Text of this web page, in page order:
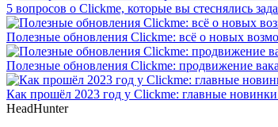
5 вопросов о Clickme, которые вы стеснялись
Полезные обновления Clickme: всё о новых
Полезные обновления Clickme: продвижение
Как прошёл 2023 год у Clickme: главные
HeadHunter